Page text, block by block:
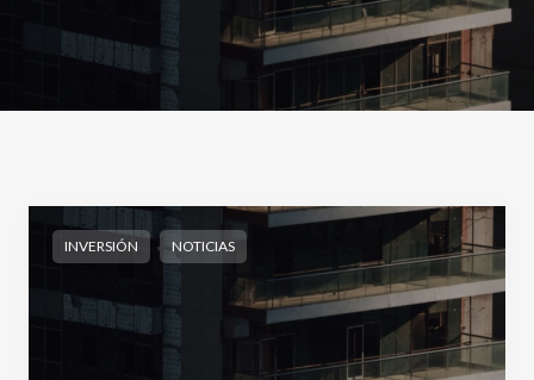
INVERSIÓN , NOTICIAS